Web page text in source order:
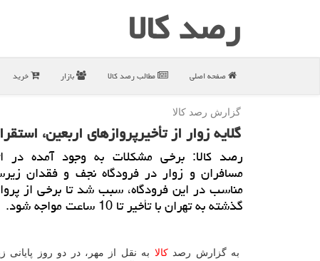
رصد كالا
صفحه اصلی مطالب رصد كالا بازار خرید
گزارش رصد كالا
گلایه زوار از تأخیرپروازهای اربعین،
رصد كالا: برخی مشكلات به وجود آمده در
مسافران و زوار در فرودگاه نجف و فقدان
مناسب در این فرودگاه، سبب شد تا برخی از
گذشته به تهران با تأخیر تا 10 ساعت مواجه شود.
به گزارش رصدكالا به نقل از مهر، در دو روز پایانی